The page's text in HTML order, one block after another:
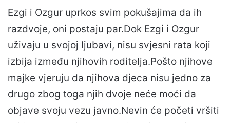
Ezgi i Ozgur uprkos svim pokušajima da ih
razdvoje, oni postaju par.Dok Ezgi i Ozgur
uživaju u svojoj ljubavi, nisu svjesni rata koji
izbija između njihovih roditelja.Pošto njihove
majke vjeruju da njihova djeca nisu jedno za
drugo zbog toga njih dvoje neće moći da
objave svoju vezu javno.Nevin će početi vršiti